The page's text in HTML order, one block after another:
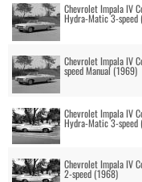
Chevrolet Impala IV
Hydra-Matic 3-speed
Chevrolet Impala IV
speed Manual (1969)
Chevrolet Impala IV
Hydra-Matic 3-speed
Chevrolet Impala IV
2-speed (1968)